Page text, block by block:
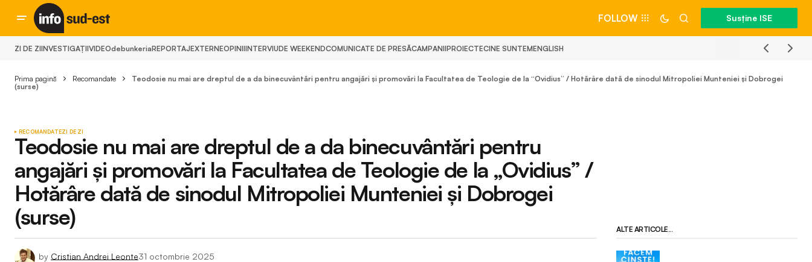
FOLLOW Susține ISE
ZI DE ZIINVESTIGAȚIIVIDEOdebunkeriaREPORTAJEXTERNEOPINIIINTERVIUDE WEEKENDCOMUNICATE DE PRESĂCAMPANIIPROIECTECINE SUNTEMENGLISH
Prima pagină Recomandate
Teodosie nu mai are dreptul de a da binecuvântări pentru angajări și promovări la Facultatea de Teologie de la “Ovidius” / Hotărâre dată de sinodul Mitropoliei Munteniei și Dobrogei
(surse)
RECOMANDATEZI DE ZI
Teodosie nu mai are dreptul de a da binecuvântări pentru
angajări și promovări la Facultatea de Teologie de la „Ovidius” /
Hotărâre dată de sinodul Mitropoliei Munteniei și Dobrogei
(surse)
by Cristian Andrei Leonte31 octombrie 2025
ALTE ARTICOLE...